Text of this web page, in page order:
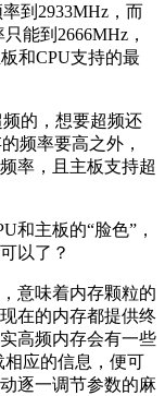
到2933MHz，而
能到2666MHz，
和CPU支持的最
的，想要超频还
频率要高之外，
率，且主板支持超
和主板的“脸色”，
以了？
意味着内存颗粒的
在的内存都提供终
高频内存会有一些
相应的信息，便可
逐一调节参数的麻